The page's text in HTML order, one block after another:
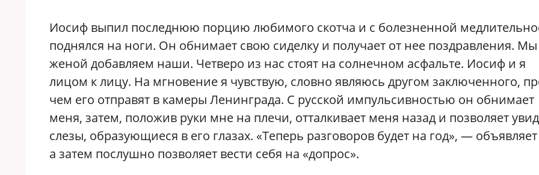
Иосиф выпил последнюю порцию любимого скотча и с болезненной
поднялся на ноги. Он обнимает свою сиделку и получает от нее поздравления. Мы
женой добавляем наши. Четверо из нас стоят на солнечном асфальте. Иосиф и я
лицом к лицу. На мгновение я чувствую, словно являюсь другом заключенного,
чем его отправят в камеры Ленинграда. С русской импульсивностью он обнимает
меня, затем, положив руки мне на плечи, отталкивает меня назад и позволяет
слезы, образующиеся в его глазах. «Теперь разговоров будет на год», —
а затем послушно позволяет вести себя на «допрос».